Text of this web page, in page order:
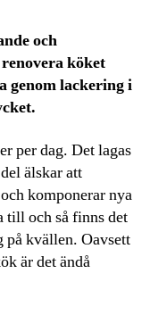
och
köket
genom lackering i
per dag. Det lagas
älskar att
komponerar nya
till och så finns det
på kvällen. Oavsett
är det ändå